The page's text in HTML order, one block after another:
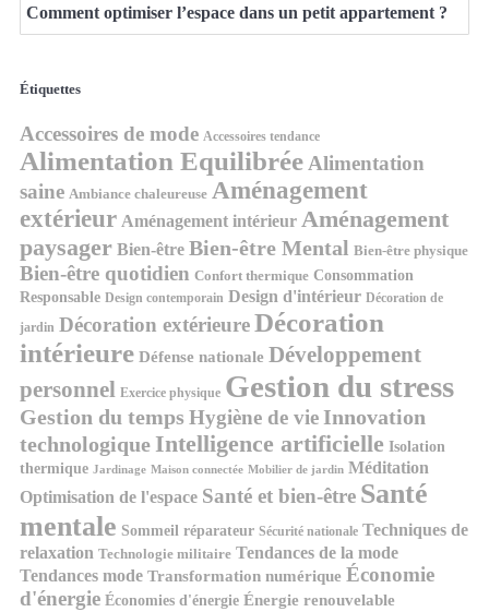
Comment optimiser l’espace dans un petit appartement ?
Étiquettes
Accessoires de mode Accessoires tendance
Alimentation Equilibrée Alimentation
saine Ambiance chaleureuse Aménagement
extérieur Aménagement intérieur Aménagement
paysager Bien-être Bien-être Mental Bien-être physique
Bien-être quotidien Confort thermique Consommation
Responsable Design contemporain Design d'intérieur Décoration de
jardin Décoration extérieureDécoration
intérieure Défense nationale Développement
personnel Exercice physique Gestion du stress
Gestion du temps Hygiène de vie Innovation
technologique Intelligence artificielle Isolation
thermique Jardinage Maison connectée Mobilier de jardin Méditation
Optimisation de l'espace Santé et bien-être Santé
mentale Sommeil réparateur Sécurité nationale Techniques de
relaxation Technologie militaire Tendances de la mode
Tendances mode Transformation numérique Économie
d'énergie Économies d'énergie Énergie renouvelable